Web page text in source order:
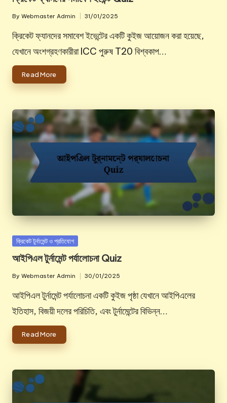
Posted
by
By Webmaster Admin 31/01/2025
ক্রিকেট ফ্যানদের সমাবেশ ইভেন্টের একটি কুইজ আয়োজন করা হয়েছে,
যেখানে অংশগ্রহণকারীরা ICC পুরুষ T20 বিশ্বকাপ…
Read More
Posted
ক্রিকেট টুর্নামেন্ট ও প্রতিযোগ
আইপিএল টুর্নামেন্ট পর্যালোচনা Quiz
Posted
by
By Webmaster Admin 30/01/2025
আইপিএল টুর্নামেন্ট পর্যালোচনা একটি কুইজ পৃষ্ঠা যেখানে আইপিএলের
ইতিহাস, বিজয়ী দলের পরিচিতি, এবং টুর্নামেন্টের বিভিন্ন…
Read More